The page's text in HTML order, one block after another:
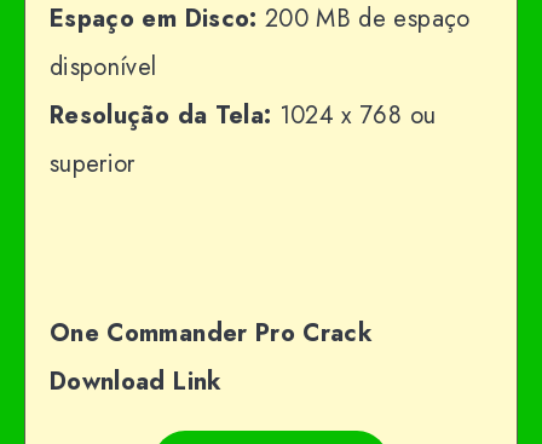
Espaço em Disco: 200 MB de espaço
disponível
Resolução da Tela: 1024 x 768 ou
superior
One Commander Pro Crack
Download Link